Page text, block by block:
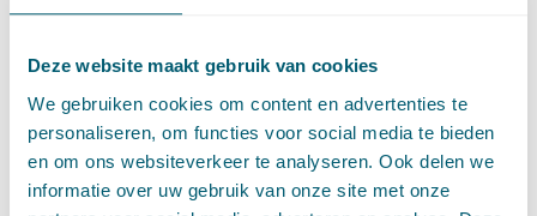
Deze website maakt gebruik van cookies
We gebruiken cookies om content en advertenties te
personaliseren, om functies voor social media te bieden
en om ons websiteverkeer te analyseren. Ook delen we
informatie over uw gebruik van onze site met onze
Expertises